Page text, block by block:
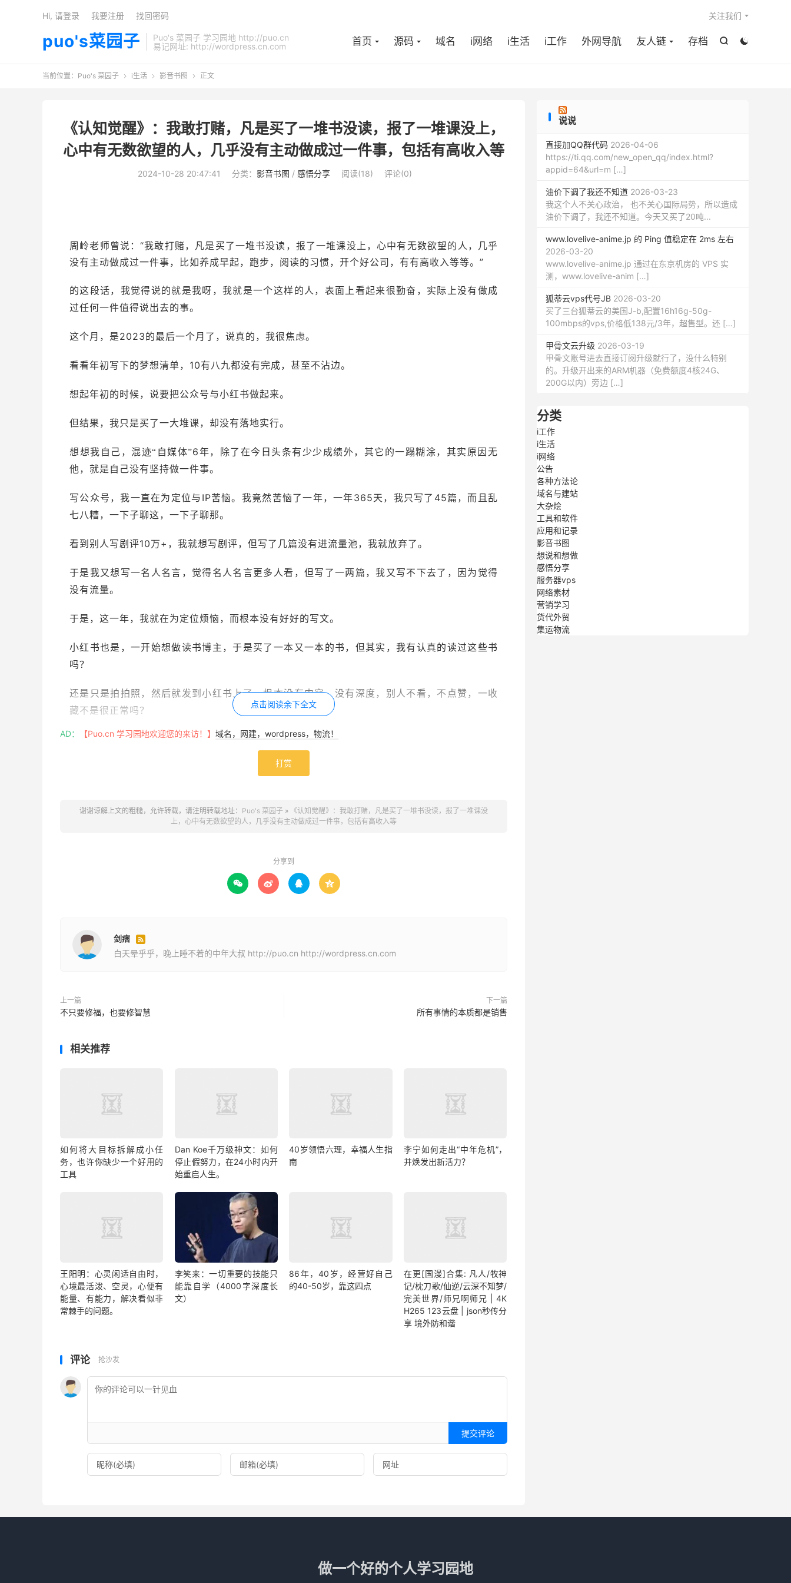
puo's菜园子
Puo's 菜园子 学习园地 http://puo.cn
易记网址: http://wordpress.cn.com


首页 源码 域名 i网络 i生活 i工作 外网导航 友人链 存档
关注我们
Hi, 请登录 我要注册 找回密码
当前位置： Puo's 菜园子  i生活  影音书图  正文
《认知觉醒》：我敢打赌，凡是买了一堆书没读，报了一堆课没上，
心中有无数欲望的人，几乎没有主动做成过一件事，包括有高收入等
2024-10-28 20:47:41 分类： 影音书图 / 感悟分享 阅读(18) 评论(0)
周岭老师曾说：“我敢打赌，凡是买了一堆书没读，报了一堆课没上，心中有无数欲望的人，几乎
没有主动做成过一件事，比如养成早起，跑步，阅读的习惯，开个好公司，有有高收入等等。”
的这段话，我觉得说的就是我呀，我就是一个这样的人，表面上看起来很勤奋，实际上没有做成
过任何一件值得说出去的事。
这个月，是2023的最后一个月了，说真的，我很焦虑。
看看年初写下的梦想清单， 10有八九都没有完成，甚至不沾边。
想起年初的时候，说要把公众号与小红书做起来。
但结果，我只是买了一大堆课，却没有落地实行。
想想我自己，混迹“自媒体”6年，除了在今日头条有少少成绩外，其它的一蹋糊涂，其实原因无
他，就是自己没有坚持做一件事。
写公众号，我一直在为定位与 IP苦恼。我竟然苦恼了一年，一年365天，我只写了 45篇，而且乱
七八糟，一下子聊这，一下子聊那。
看到别人写剧评10万+ ，我就想写剧评，但写了几篇没有进流量池，我就放弃了。
于是我又想写一名人名言，觉得名人名言更多人看，但写了一两篇，我又写不下去了，因为觉得
没有流量。
于是，这一年，我就在为定位烦恼，而根本没有好好的写文。
小红书也是，一开始想做读书博主，于是买了一本又一本的书，但其实，我有认真的读过这些书
吗？
还是只是拍拍照，然后就发到小红书上了，根本没有内容，没有深度，别人不看，不点赞，一收
藏不是很正常吗？
然后我确得没有流量，甚至一度觉得我的账号是废了的，于是又不做了。
但上个月，做了临时工之后，我发了几篇感想，然后得到了系统的几万推荐，才知道，不是我的
甚至，我捡了一个小仓鼠，发了几张相片，流量都比以前好，这证明，我之前发的，一直是没有
很惭愧，没有聚焦下来，做好任何事。
来说，我还是做不好。
如果这样下去，应该是自媒之路上，出不了成绩的。
她们现在都有了很好的成绩，都有了铁杆粉丝。
你可以深入研究一本书，一个人，或者一部剧，先写上
如果写上了两 个月没有流量，那再转方向不迟。
写作本身就是一个漫长而孤独的过程，不要妄想着靠写作一夜爆富，而是要漫漫的积累与沉淀。
以上自勉。
以前不看数据，没想到昨天随便写一写试试的《知否》，竟有30多人阅读，平常都是个位数，觉得从今天开
哪天不写就难受那就行了。
点击阅读余下全文
AD： 【Puo.cn 学习园地欢迎您的来访！】 域名，网建，wordpress，物流！
打赏
谢谢谅解上文的粗糙，允许转载，请注明转载地址： Puo's 菜园子 » 《认知觉醒》：我敢打赌，凡是买了一堆书没读，报了一堆课没
上，心中有无数欲望的人，几乎没有主动做成过一件事，包括有高收入等
分享到
   
剑痞 
白天晕乎乎，晚上睡不着的中年大叔 http://puo.cn http://wordpress.cn.com
上一篇
不只要修福，也要修智慧
下一篇
所有事情的本质都是销售
相关推荐
如何将大目标拆解成小任
务，也许你缺少一个好用的
工具
Dan Koe千万级神文：如何
停止假努力，在24小时内开
始重启人生。
40岁领悟六理，幸福人生指
南
李宁如何走出“中年危机”，
并焕发出新活力？
王阳明：心灵闲适自由时，
心境最活泼、空灵，心便有
能量、有能力，解决看似非
常棘手的问题。
李笑来：一切重要的技能只
能靠自学（4000字深度长
文）
86年，40岁，经营好自己
的40-50岁，靠这四点
在更[国漫]合集: 凡人/牧神
记/枕刀歌/仙逆/云深不知梦/
完美世界/师兄啊师兄 | 4K
H265 123云盘 | json秒传分
享 境外防和谐
评论 抢沙发
提交评论
说说
直接加QQ群代码 2026-04-06
https://ti.qq.com/new_open_qq/index.html?
appid=64&url=m […]
油价下调了我还不知道 2026-03-23
我这个人不关心政治， 也不关心国际局势，所以造成
油价下调了，我还不知道。今天又买了20吨...
www.lovelive-anime.jp 的 Ping 值稳定在 2ms 左右
2026-03-20
www.lovelive-anime.jp 通过在东京机房的 VPS 实
测，www.lovelive-anim […]
狐蒂云vps代号JB 2026-03-20
买了三台狐蒂云的美国J-b,配置16h16g-50g-
100mbps的vps,价格低138元/3年，超售型。还 […]
甲骨文云升级 2026-03-19
甲骨文账号进去直接订阅升级就行了，没什么特别
的。升级开出来的ARM机器（免费额度4核24G、
200G以内）旁边 […]
分类
i工作
i生活
i网络
公告
各种方法论
域名与建站
大杂烩
工具和软件
应用和记录
影音书图
想说和想做
感悟分享
服务器vps
网络素材
营销学习
货代外贸
集运物流
做一个好的个人学习园地